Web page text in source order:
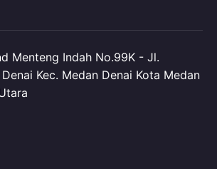
Menteng Indah No.99K - Jl.
Kec. Medan Denai Kota Medan